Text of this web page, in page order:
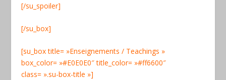
[/su_spoiler]
[/su_box]
[su_box title= »Enseignements / Teachings »
box_color= »#E0E0E0″ title_color= »#ff6600″
class= ».su-box-title »]